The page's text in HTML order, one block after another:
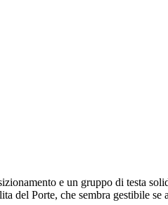
e un gruppo di testa
del Porte, che sembra gestibile